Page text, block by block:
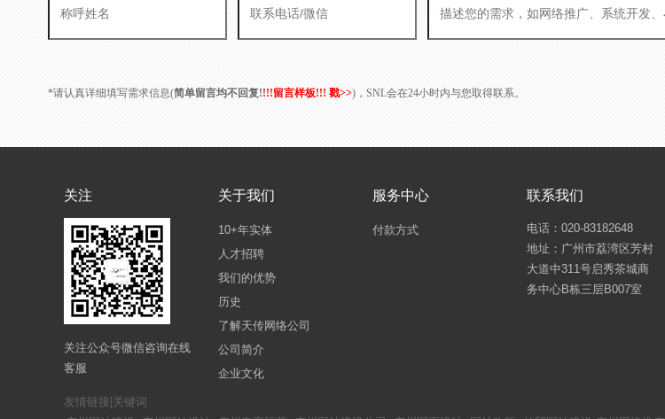
*请认真详细填写需求信息(简单留言均不回复!!!!留言样板!!! 戳>>)，SNL会在24小时内与您取得联系。
关注
关注公众号微信咨询在线
客服
关于我们
10+年实体
人才招聘
我们的优势
历史
了解天传网络公司
公司简介
企业文化
服务中心
付款方式
联系我们
电话：020-83182648
地址：广州市荔湾区芳村
大道中311号启秀茶城商
务中心B栋三层B007室
友情链接|关键词